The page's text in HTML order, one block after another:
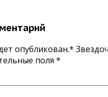
опубликован.*
поля *